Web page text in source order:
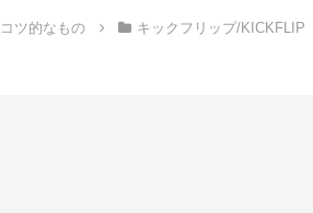
ツ的なもの キックフリップ/KICKFLIP